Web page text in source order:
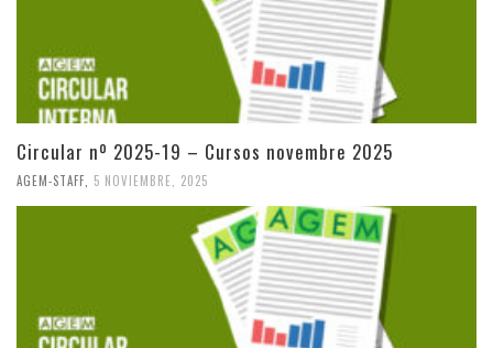
Circular nº 2025-19 – Cursos novembre 2025
AGEM-STAFF 5 NOVIEMBRE, 2025